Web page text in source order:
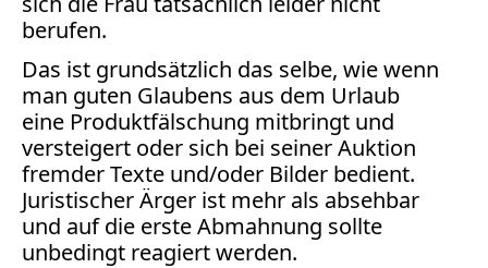
berufen.
Das ist grundsätzlich das selbe, wie wenn
man guten Glaubens aus dem Urlaub
eine Produktfälschung mitbringt und
versteigert oder sich bei seiner Auktion
fremder Texte und/oder Bilder bedient.
Juristischer Ärger ist mehr als absehbar
und auf die erste Abmahnung sollte
unbedingt reagiert werden.
Radio
TV
Tagesspiegel
Urheberrecht
Verbraucherrecht
Volle
Kanne